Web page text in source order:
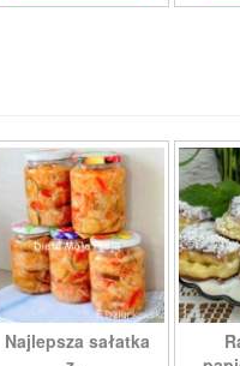
Najlepsza sałatka